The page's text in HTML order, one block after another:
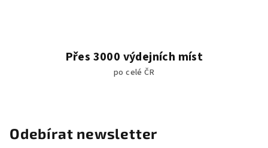
Přes 3000 výdejních míst
po celé ČR
Odebírat newsletter